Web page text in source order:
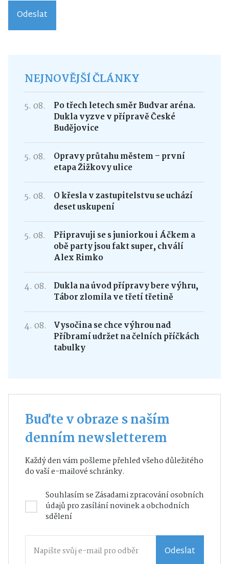
Odeslat
NEJNOVĚJŠÍ ČLÁNKY
5. 08.
Po třech letech směr Budvar aréna.
Dukla vyzve v přípravě České
Budějovice
5. 08.
Opravy průtahu městem – první
etapa Žižkovy ulice
5. 08.
O křesla v zastupitelstvu se uchází
deset uskupení
5. 08.
Připravuji se s juniorkou i Áčkem a
obě party jsou fakt super, chválí
Alex Rimko
4. 08.
Dukla na úvod přípravy bere výhru,
Tábor zlomila ve třetí třetině
4. 08.
Vysočina se chce výhrou nad
Příbramí udržet na čelních příčkách
tabulky
Buďte v obraze s naším
denním newsletterem
Každý den vám pošleme přehled všeho důležitého
do vaší e-mailové schránky.
Souhlasím seZásadami zpracování osobních
údajůpro zasílání novinek a obchodních
sdělení
Odeslat